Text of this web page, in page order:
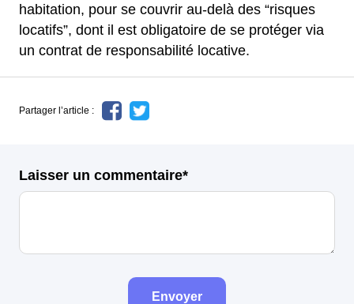
habitation, pour se couvrir au-delà des “risques
locatifs”, dont il est obligatoire de se protéger via
un contrat de responsabilité locative.
Partager l’article :
Laisser un commentaire*
Envoyer